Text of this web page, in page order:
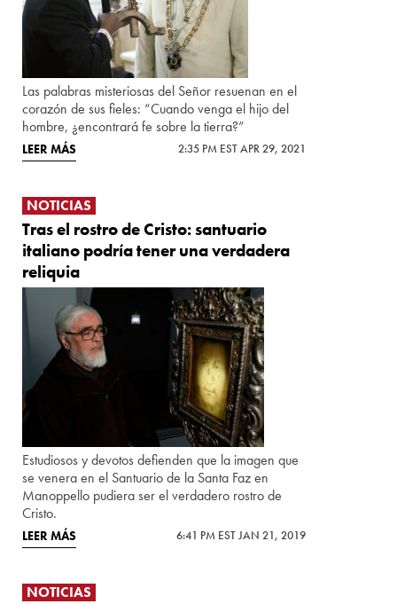
Las palabras misteriosas del Señor resuenan en el
corazón de sus fieles: “Cuando venga el hijo del
hombre, ¿encontrará fe sobre la tierra?”
LEER MÁS 2:35 PM EST APR 29, 2021
NOTICIAS
Tras el rostro de Cristo: santuario
italiano podría tener una verdadera
reliquia
Estudiosos y devotos defienden que la imagen que
se venera en el Santuario de la Santa Faz en
Manoppello pudiera ser el verdadero rostro de
Cristo.
LEER MÁS 6:41 PM EST JAN 21, 2019
NOTICIAS